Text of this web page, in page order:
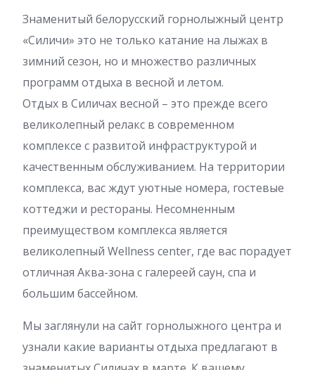
Знаменитый белорусский горнолыжный центр
«Силичи» это не только катание на лыжах в
зимний сезон, но и множество различных
программ отдыха в весной и летом.
Отдых в Силичах весной – это прежде всего
великолепный релакс в современном
комплексе с развитой инфраструктурой и
качественным обслуживанием. На территории
комплекса, вас ждут уютные номера, гостевые
коттеджи и рестораны. Несомненным
преимуществом комплекса является
великолепный Wellness center, где вас порадует
отличная Аква-зона с галереей саун, спа и
большим бассейном.
Мы заглянули на сайт горнолыжного центра и
узнали какие варианты отдыха предлагают в